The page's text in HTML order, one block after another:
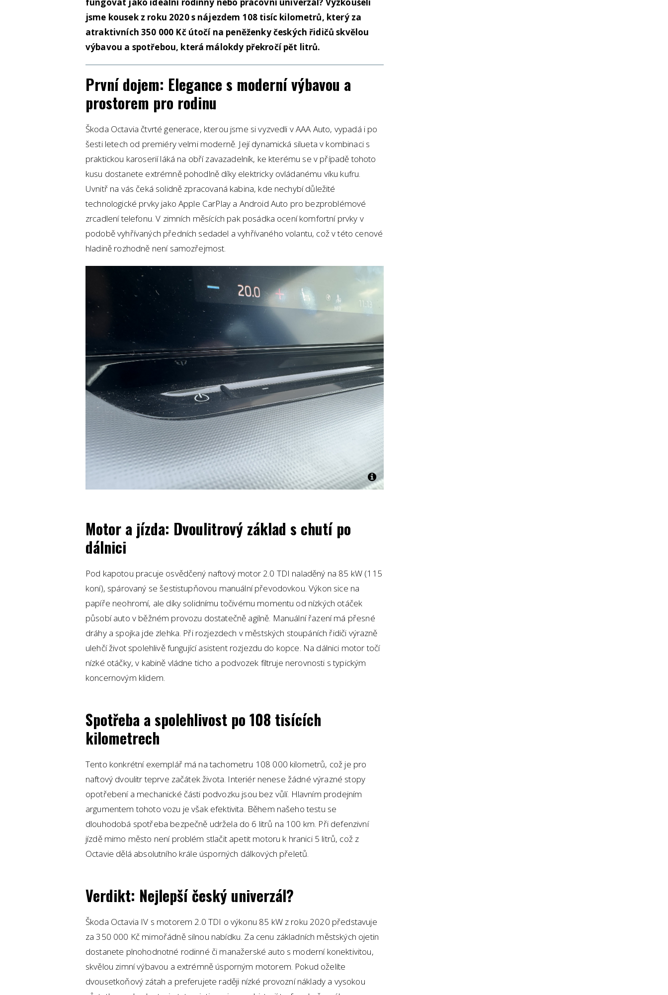
fungovat jako ideální rodinný nebo pracovní univerzál? Vyzkoušeli
jsme kousek z roku 2020 s nájezdem 108 tisíc kilometrů, který za
atraktivních 350 000 Kč útočí na peněženky českých řidičů skvělou
výbavou a spotřebou, která málokdy překročí pět litrů.
První dojem: Elegance s moderní výbavou a
prostorem pro rodinu
Škoda Octavia čtvrté generace, kterou jsme si vyzvedli v AAA Auto, vypadá i po
šesti letech od premiéry velmi moderně. Její dynamická silueta v kombinaci s
praktickou karoserií láká na obří zavazadelník, ke kterému se v případě tohoto
kusu dostanete extrémně pohodlně díky elektricky ovládanému víku kufru.
Uvnitř na vás čeká solidně zpracovaná kabina, kde nechybí důležité
technologické prvky jako Apple CarPlay a Android Auto pro bezproblémové
zrcadlení telefonu. V zimních měsících pak posádka ocení komfortní prvky v
podobě vyhřívaných předních sedadel a vyhřívaného volantu, což v této cenové
hladině rozhodně není samozřejmost.
Motor a jízda: Dvoulitrový základ s chutí po
dálnici
Pod kapotou pracuje osvědčený naftový motor 2.0 TDI naladěný na 85 kW (115
koní), spárovaný se šestistupňovou manuální převodovkou. Výkon sice na
papíře neohromí, ale díky solidnímu točivému momentu od nízkých otáček
působí auto v běžném provozu dostatečně agilně. Manuální řazení má přesné
dráhy a spojka jde zlehka. Při rozjezdech v městských stoupáních řidiči výrazně
ulehčí život spolehlivě fungující asistent rozjezdu do kopce. Na dálnici motor točí
nízké otáčky, v kabině vládne ticho a podvozek filtruje nerovnosti s typickým
koncernovým klidem.
Spotřeba a spolehlivost po 108 tisících
kilometrech
Tento konkrétní exemplář má na tachometru 108 000 kilometrů, což je pro
naftový dvoulitr teprve začátek života. Interiér nenese žádné výrazné stopy
opotřebení a mechanické části podvozku jsou bez vůlí. Hlavním prodejním
argumentem tohoto vozu je však efektivita. Během našeho testu se
dlouhodobá spotřeba bezpečně udržela do 6 litrů na 100 km. Při defenzivní
jízdě mimo město není problém stlačit apetit motoru k hranici 5 litrů, což z
Octavie dělá absolutního krále úsporných dálkových přeletů.
Verdikt: Nejlepší český univerzál?
Škoda Octavia IV s motorem 2.0 TDI o výkonu 85 kW z roku 2020 představuje
za 350 000 Kč mimořádně silnou nabídku. Za cenu základních městských ojetin
dostanete plnohodnotné rodinné či manažerské auto s moderní konektivitou,
skvělou zimní výbavou a extrémně úsporným motorem. Pokud oželíte
dvousetkoňový zátah a preferujete raději nízké provozní náklady a vysokou